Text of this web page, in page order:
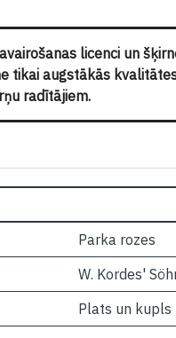
licenci un
tikai augstākās
radītājiem.
Parka rozes
W. Kordes'
Plats un kupls